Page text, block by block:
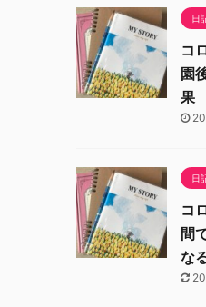
日
コ
園
果
日
コ
間
な